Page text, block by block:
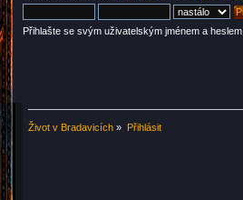
Přihlašte se svým uživatelským jménem a heslem.
Život v Bradavicích » Přihlásit